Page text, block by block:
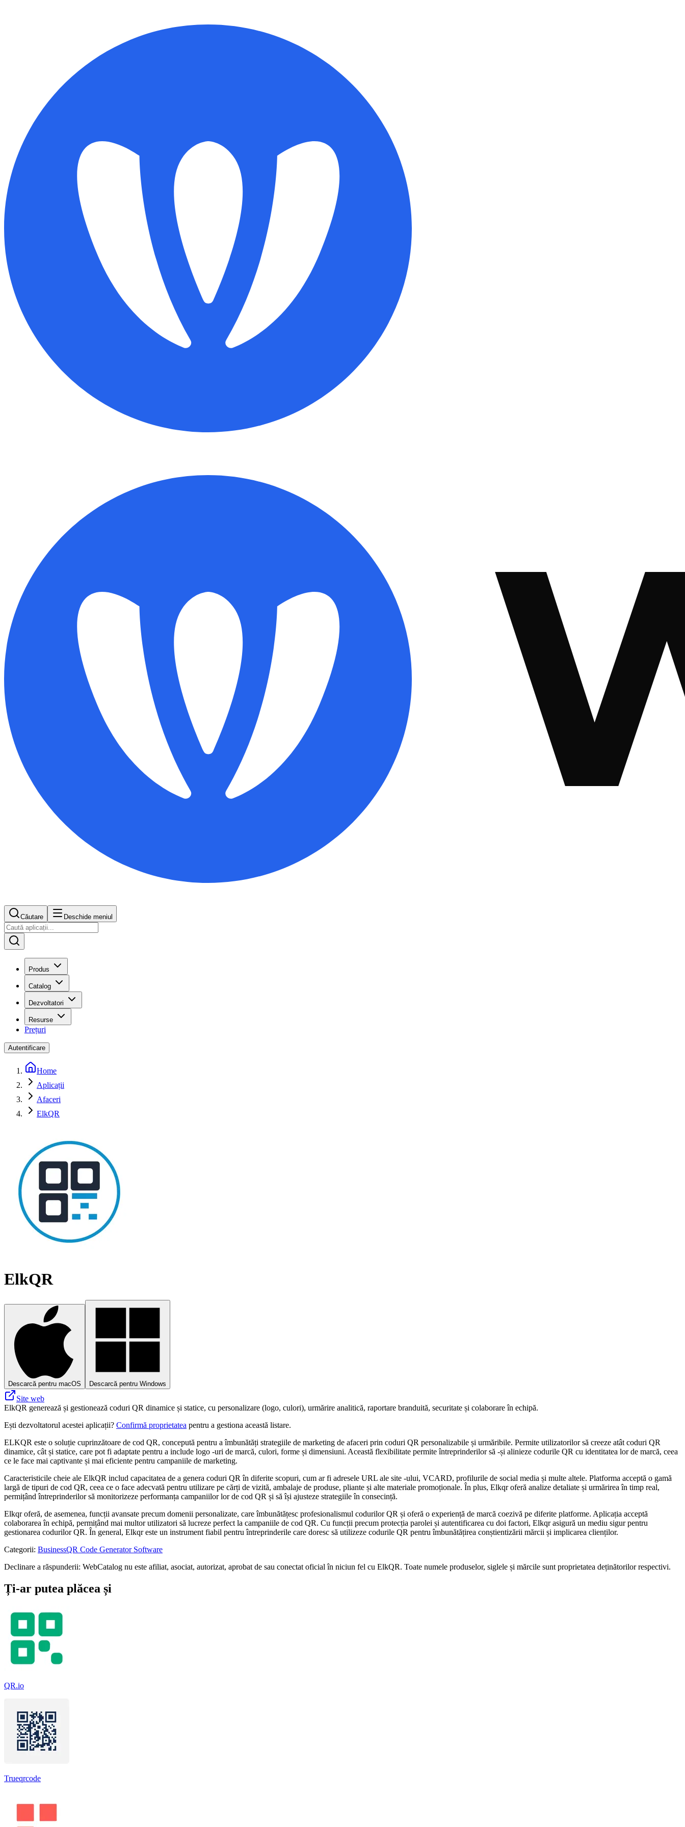
Căutare Deschide meniul
Produs
Catalog
Dezvoltatori
Resurse
Prețuri
Autentificare
Home
Aplicații
Afaceri
ElkQR
ElkQR
Descarcă pentru macOS Descarcă pentru Windows
Site web
ElkQR generează și gestionează coduri QR dinamice și statice, cu personalizare (logo, culori), urmărire analitică, raportare branduită, securitate și colaborare în echipă.
Ești dezvoltatorul acestei aplicații? Confirmă proprietatea pentru a gestiona această listare.
ELKQR este o soluție cuprinzătoare de cod QR, concepută pentru a îmbunătăți strategiile de marketing de afaceri prin coduri QR personalizabile și urmăribile. Permite utilizatorilor să creeze atât coduri QR
dinamice, cât și statice, care pot fi adaptate pentru a include logo -uri de marcă, culori, forme și dimensiuni. Această flexibilitate permite întreprinderilor să -și alinieze codurile QR cu identitatea lor de marcă, ceea
ce le face mai captivante și mai eficiente pentru campaniile de marketing.
Caracteristicile cheie ale ElkQR includ capacitatea de a genera coduri QR în diferite scopuri, cum ar fi adresele URL ale site -ului, VCARD, profilurile de social media și multe altele. Platforma acceptă o gamă
largă de tipuri de cod QR, ceea ce o face adecvată pentru utilizare pe cărți de vizită, ambalaje de produse, pliante și alte materiale promoționale. În plus, Elkqr oferă analize detaliate și urmărirea în timp real,
permițând întreprinderilor să monitorizeze performanța campaniilor lor de cod QR și să își ajusteze strategiile în consecință.
Elkqr oferă, de asemenea, funcții avansate precum domenii personalizate, care îmbunătățesc profesionalismul codurilor QR și oferă o experiență de marcă coezivă pe diferite platforme. Aplicația acceptă
colaborarea în echipă, permițând mai multor utilizatori să lucreze perfect la campaniile de cod QR. Cu funcții precum protecția parolei și autentificarea cu doi factori, Elkqr asigură un mediu sigur pentru
gestionarea codurilor QR. În general, Elkqr este un instrument fiabil pentru întreprinderile care doresc să utilizeze codurile QR pentru îmbunătățirea conștientizării mărcii și implicarea clienților.
Categorii: BusinessQR Code Generator Software
Declinare a răspunderii: WebCatalog nu este afiliat, asociat, autorizat, aprobat de sau conectat oficial în niciun fel cu ElkQR. Toate numele produselor, siglele și mărcile sunt proprietatea deținătorilor respectivi.
Ți-ar putea plăcea și
QR.io
Trueqrcode